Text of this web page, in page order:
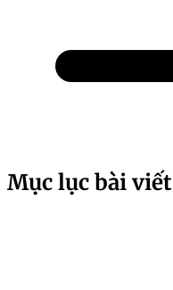
Mục lục bài viết